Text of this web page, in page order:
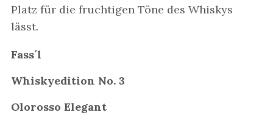
Platz für die fruchtigen Töne des Whiskys
lässt.
Fass´l
Whiskyedition No. 3
Olorosso Elegant